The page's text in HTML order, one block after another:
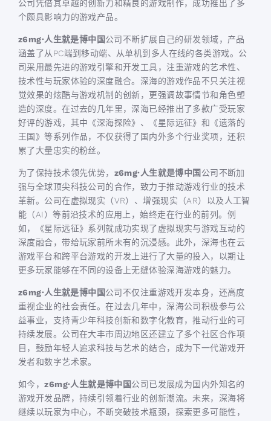
公司凭借其卓越的创新力和精良的游戏制作，成功推出了多
个颇具影响力的游戏产品。
z6mg·人生就是博中国公司不断扩展自己的研发领域，产品
涵盖了从PC端到移动端、从单机到多人在线的各类游戏。公
司采用最先进的游戏引擎和开发工具，注重游戏的艺术性、
技术性与玩家体验的深度融合。深海的游戏作品不只关注视
觉效果的炫酷与游戏机制的创新，更强调故事情节和角色塑
造的深度。在过去的几年里，深海已经推出了多款广受玩家
好评的游戏，其中《深海探险》、《星际远征》和《遗落的
王国》等系列作品，不仅获得了国内外多个行业奖项，还积
累了大量忠实的粉丝。
为了保持技术领先优势， z6mg·人生就是博中国 公司不断加
强与全球顶尖科技公司的合作，致力于推动游戏行业的技术
革新。公司在虚拟现实（VR）、增强现实（AR）以及人工智
能（AI）等前沿技术的应用上，始终走在行业的前列。例
如，《星际远征》系列就成功实现了虚拟现实与游戏互动的
深度融合，带给玩家前所未有的沉浸感。此外，深海也在云
游戏平台和跨平台游戏的开发上进行了大量的投入，以期让
更多玩家能够在不同的设备上无缝体验深海游戏的魅力。
z6mg·人生就是博中国公司不仅注重游戏开发本身，还高度
重视企业的社会责任。在过去几年中，深海公司积极参与公
益事业，支持青少年科技创新和数字化教育，推动行业的可
持续发展。公司在大丰市周边地区还建立了多个社区合作项
目，鼓励年轻人追求科技与艺术的结合，成为下一代游戏开
发者和数字艺术家。
如今，z6mg·人生就是博中国公司已发展成为国内外知名的
游戏开发品牌，持续引领着行业的创新潮流。未来，深海将
继续以玩家为中心，不断突破技术瓶颈，探索更多可能性，